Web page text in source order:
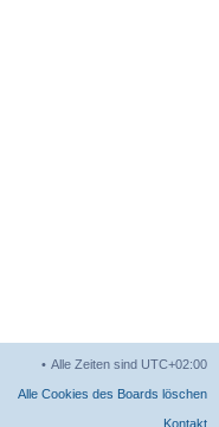
Alle Zeiten sind UTC+02:00
Alle Cookies des Boards löschen
Kontakt